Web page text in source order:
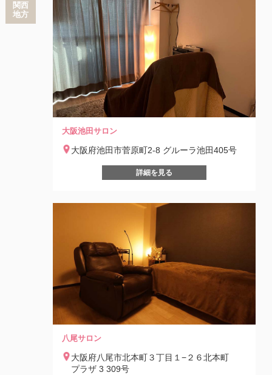
関西
地方
大阪池田サロン
大阪府池田市菅原町2-8 グルーラ池田405号
詳細を見る
八尾サロン
大阪府八尾市北本町３丁目１−２６北本町
プラザ 3 309号